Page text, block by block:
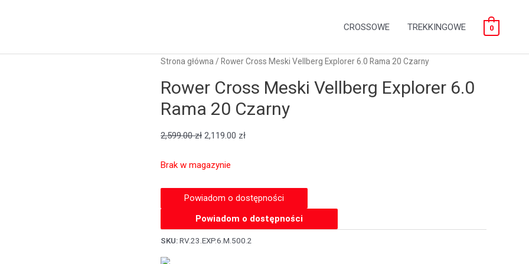
CROSSOWE TREKKINGOWE 0
Strona główna / Rower Cross Meski Vellberg Explorer 6.0 Rama 20 Czarny
Rower Cross Meski Vellberg Explorer 6.0
Rama 20 Czarny
2,599.00zł 2,119.00 zł
Brak w magazynie
Powiadom o dostępności
SKU:RV.23.EXP.6.M.500.2